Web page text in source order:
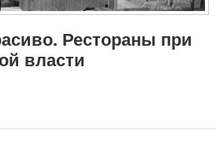
Рестораны при
власти